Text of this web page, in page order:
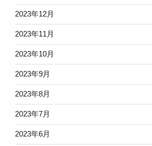
2023年12月
2023年11月
2023年10月
2023年9月
2023年8月
2023年7月
2023年6月